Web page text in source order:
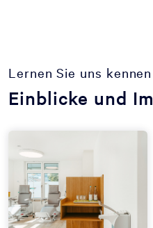
Lernen Sie uns kennen
Einblicke und